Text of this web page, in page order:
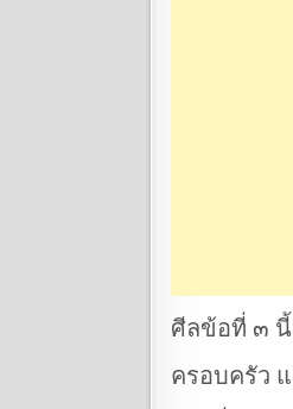
ศีลข้อที่ ๓ นี้
ครอบครัว